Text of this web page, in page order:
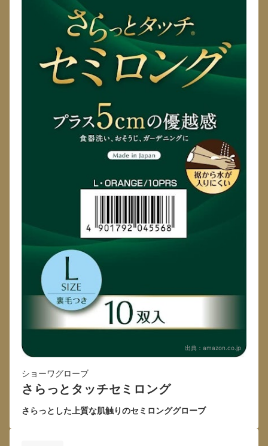
出典： amazon.co.jp
ショーワグローブ
さらっとタッチセミロング
さらっとした上質な肌触りのセミロンググローブ